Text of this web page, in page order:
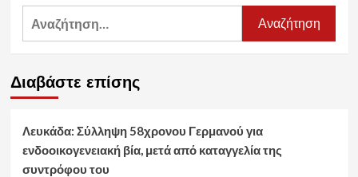
Αναζήτηση
Διαβάστε επίσης
Λευκάδα: Σύλληψη 58χρονου Γερμανού για
ενδοοικογενειακή βία, μετά από καταγγελία της
συντρόφου του